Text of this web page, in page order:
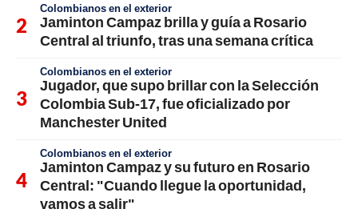
Colombianos en el exterior
Jaminton Campaz brilla y guía a Rosario
Central al triunfo, tras una semana crítica
Colombianos en el exterior
Jugador, que supo brillar con la Selección
Colombia Sub-17, fue oficializado por
Manchester United
Colombianos en el exterior
Jaminton Campaz y su futuro en Rosario
Central: "Cuando llegue la oportunidad,
vamos a salir"